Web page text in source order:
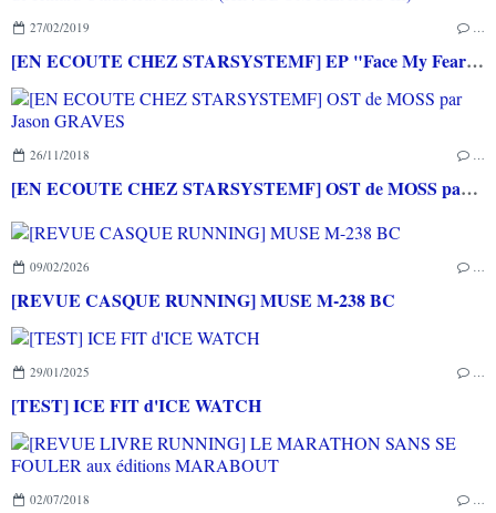
27/02/2019
[EN ECOUTE CHEZ STARSYSTEMF] EP "Face My Fears" de Hikaru Utada feat Skrillex (KINGDOM HEARTS III)
26/11/2018
[EN ECOUTE CHEZ STARSYSTEMF] OST de MOSS par Jason GRAVES
09/02/2026
[REVUE CASQUE RUNNING] MUSE M-238 BC
29/01/2025
[TEST] ICE FIT d'ICE WATCH
02/07/2018